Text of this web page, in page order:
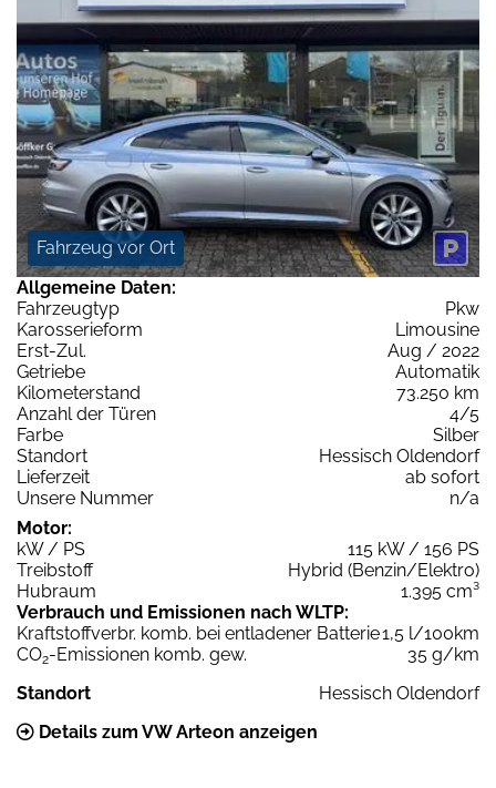
Fahrzeug vor Ort
Allgemeine Daten:
Fahrzeugtyp
Pkw
Karosserieform
Limousine
Erst-Zul.
Aug / 2022
Getriebe
Automatik
Kilometerstand
73.250 km
Anzahl der Türen
4/5
Farbe
Silber
Standort
Hessisch Oldendorf
Lieferzeit
ab sofort
Unsere Nummer
n/a
Motor:
kW / PS
115 kW / 156 PS
Treibstoff
Hybrid (Benzin/Elektro)
Hubraum
1.395 cm³
Verbrauch und Emissionen nach WLTP:
Kraftstoffverbr. komb. bei entladener Batterie1,5 l/100km
CO2-Emissionen komb. gew.
35 g/km
Standort
Hessisch Oldendorf
Details zum VW Arteon anzeigen